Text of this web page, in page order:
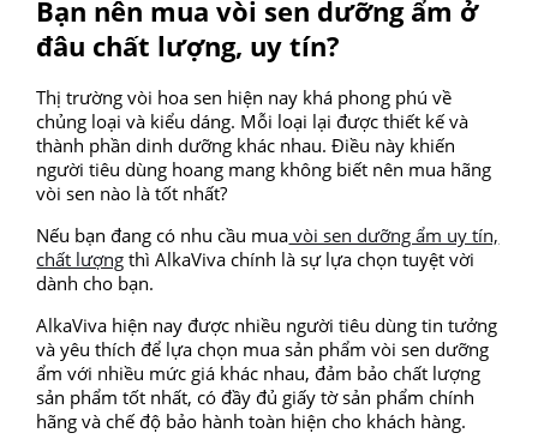
Bạn nên mua vòi sen dưỡng ẩm ở
đâu chất lượng, uy tín?
Thị trường vòi hoa sen hiện nay khá phong phú về
chủng loại và kiểu dáng. Mỗi loại lại được thiết kế và
thành phần dinh dưỡng khác nhau. Điều này khiến
người tiêu dùng hoang mang không biết nên mua hãng
vòi sen nào là tốt nhất?
Nếu bạn đang có nhu cầu mua vòi sen dưỡng ẩm uy tín,
chất lượng thì AlkaViva chính là sự lựa chọn tuyệt vời
dành cho bạn.
AlkaViva hiện nay được nhiều người tiêu dùng tin tưởng
và yêu thích để lựa chọn mua sản phẩm vòi sen dưỡng
ẩm với nhiều mức giá khác nhau, đảm bảo chất lượng
sản phẩm tốt nhất, có đầy đủ giấy tờ sản phẩm chính
hãng và chế độ bảo hành toàn hiện cho khách hàng.